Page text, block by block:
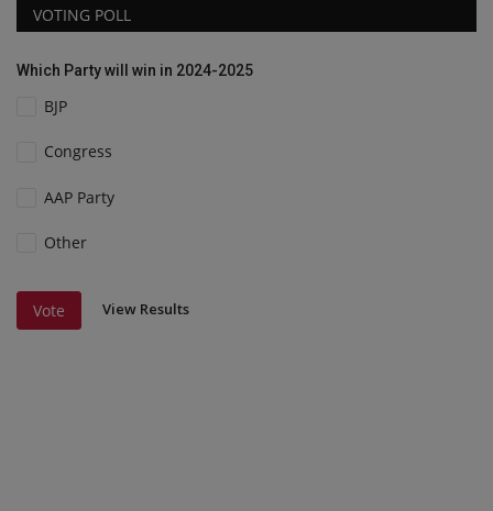
VOTING POLL
Which Party will win in 2024-2025
BJP
Congress
AAP Party
Other
Vote View Results